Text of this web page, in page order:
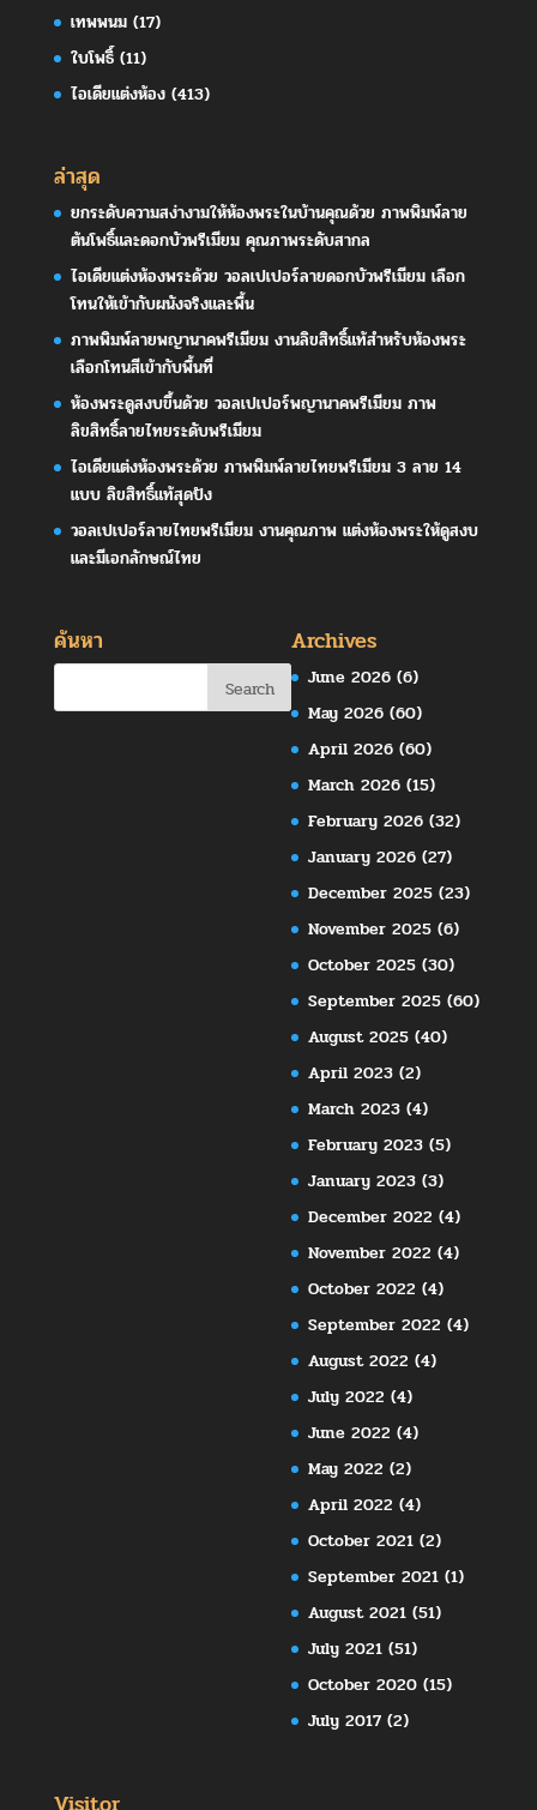
เทพพนม(17)
ใบโพธิ์(11)
ไอเดียแต่งห้อง(413)
ล่าสุด
ยกระดับความสง่างามให้ห้องพระในบ้านคุณด้วย ภาพพิมพ์ลาย
ต้นโพธิ์และดอกบัวพรีเมียม คุณภาพระดับสากล
ไอเดียแต่งห้องพระด้วย วอลเปเปอร์ลายดอกบัวพรีเมียม เลือก
โทนให้เข้ากับผนังจริงและพื้น
ภาพพิมพ์ลายพญานาคพรีเมียม งานลิขสิทธิ์แท้สำหรับห้องพระ
เลือกโทนสีเข้ากับพื้นที่
ห้องพระดูสงบขึ้นด้วย วอลเปเปอร์พญานาคพรีเมียม ภาพ
ลิขสิทธิ์ลายไทยระดับพรีเมียม
ไอเดียแต่งห้องพระด้วย ภาพพิมพ์ลายไทยพรีเมียม 3 ลาย 14
แบบ ลิขสิทธิ์แท้สุดปัง
วอลเปเปอร์ลายไทยพรีเมียม งานคุณภาพ แต่งห้องพระให้ดูสงบ
และมีเอกลักษณ์ไทย
ค้นหา Archives
June 2026 (6)
May 2026 (60)
April 2026 (60)
March 2026 (15)
February 2026 (32)
January 2026 (27)
December 2025 (23)
November 2025 (6)
October 2025 (30)
September 2025 (60)
August 2025 (40)
April 2023 (2)
March 2023 (4)
February 2023 (5)
January 2023 (3)
December 2022 (4)
November 2022 (4)
October 2022 (4)
September 2022 (4)
August 2022 (4)
July 2022 (4)
June 2022 (4)
May 2022 (2)
April 2022 (4)
October 2021 (2)
September 2021 (1)
August 2021 (51)
July 2021 (51)
October 2020 (15)
July 2017 (2)